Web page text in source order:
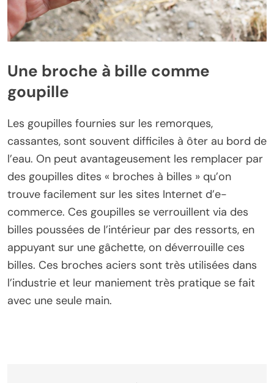
Une broche à bille comme
goupille
Les goupilles fournies sur les remorques,
cassantes, sont souvent difficiles à ôter au bord de
l’eau. On peut avantageusement les remplacer par
des goupilles dites « broches à billes » qu’on
trouve facilement sur les sites Internet d’e-
commerce. Ces goupilles se verrouillent via des
billes poussées de l’intérieur par des ressorts, en
appuyant sur une gâchette, on déverrouille ces
billes. Ces broches aciers sont très utilisées dans
l’industrie et leur maniement très pratique se fait
avec une seule main.